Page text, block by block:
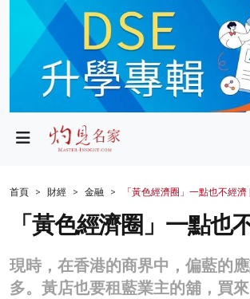
政局
財經
生活
商業
首頁 財經 金融 「黃色經濟圈」一點也不經濟
「黃色經濟圈」一點也
現時，在香港的商界中，偏藍的
多。黃店也要租藍業主的舖，買